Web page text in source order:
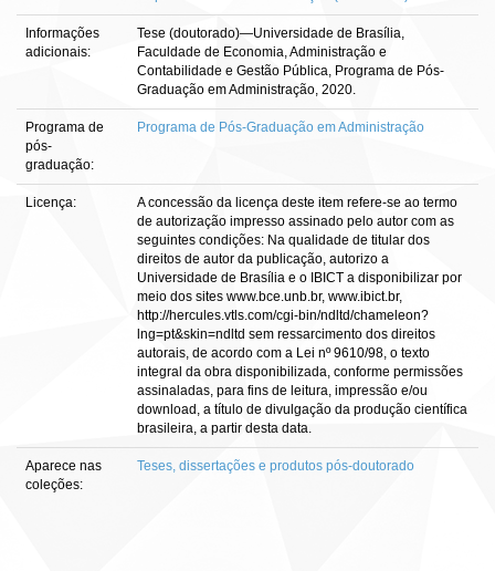
Informações
adicionais:
Tese (doutorado)—Universidade de Brasília,
Faculdade de Economia, Administração e
Contabilidade e Gestão Pública, Programa de Pós-
Graduação em Administração, 2020.
Programa de
pós-
graduação:
Programa de Pós-Graduação em Administração
Licença:
A concessão da licença deste item refere-se ao termo
de autorização impresso assinado pelo autor com as
seguintes condições: Na qualidade de titular dos
direitos de autor da publicação, autorizo a
Universidade de Brasília e o IBICT a disponibilizar por
meio dos sites www.bce.unb.br, www.ibict.br,
http://hercules.vtls.com/cgi-bin/ndltd/chameleon?
lng=pt&skin=ndltd sem ressarcimento dos direitos
autorais, de acordo com a Lei nº 9610/98, o texto
integral da obra disponibilizada, conforme permissões
assinaladas, para fins de leitura, impressão e/ou
download, a título de divulgação da produção científica
brasileira, a partir desta data.
Aparece nas
coleções:
Teses, dissertações e produtos pós-doutorado